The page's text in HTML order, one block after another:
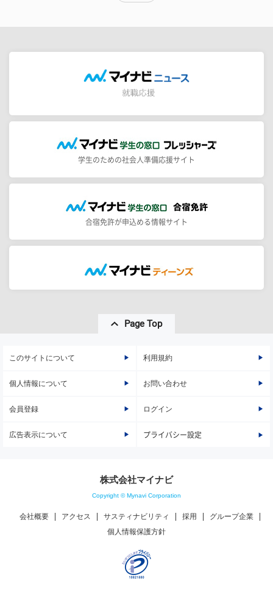
学生のための社会人準備応援サイト
合宿免許が申込める情報サイト
Page Top
このサイトについて 利用規約
個人情報について お問い合わせ
会員登録 ログイン
広告表示について プライバシー設定
株式会社マイナビ
Copyright © Mynavi Corporation
会社概要 アクセス サスティナビリティ 採用
グループ企業
個人情報保護方針